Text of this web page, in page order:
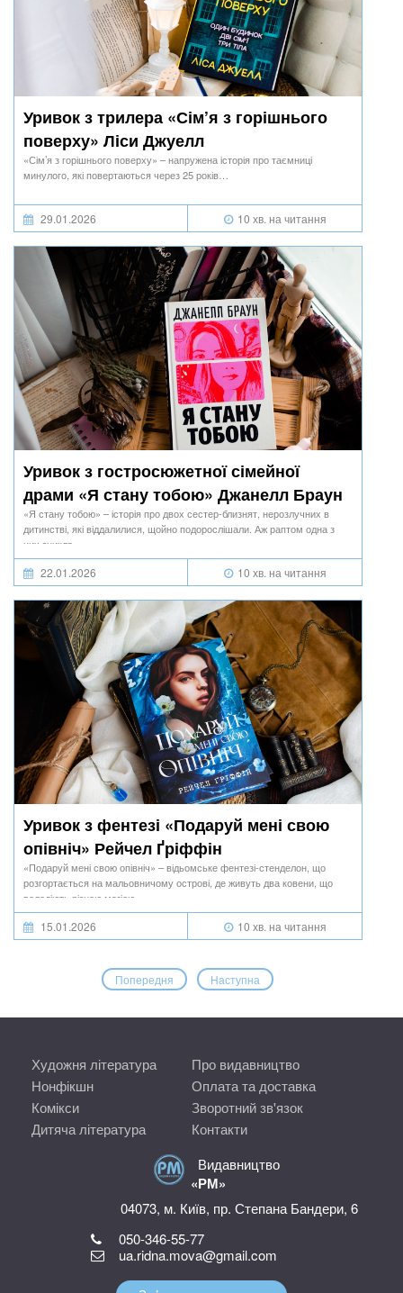
Уривок з трилера «Сім’я з горішнього
поверху» Ліси Джуелл
«Сім’я з горішнього поверху» – напружена історія про таємниці
минулого, які повертаються через 25 років…
29.01.2026 10 хв. на читання
Уривок з гостросюжетної сімейної
драми «Я стану тобою» Джанелл Браун
«Я стану тобою» – історія про двох сестер-близнят, нерозлучних в
дитинстві, які віддалилися, щойно подорослішали. Аж раптом одна з
них зникла...
22.01.2026 10 хв. на читання
Уривок з фентезі «Подаруй мені свою
опівніч» Рейчел Ґріффін
«Подаруй мені свою опівніч» – відьомське фентезі-стенделон, що
розгортається на мальовничому острові, де живуть два ковени, що
володіють різною магією…
15.01.2026 10 хв. на читання
Попередня Наступна
Художня література
Нонфікшн
Комікси
Дитяча література
Про видавництво
Оплата та доставка
Зворотний зв'язок
Контакти
Видавництво
«РМ»
04073, м. Київ, пр. Степана Бандери, 6
050-346-55-77
ua.ridna.mova@gmail.com